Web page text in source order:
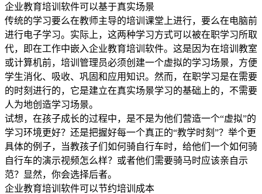
企业教育培训软件可以基于真实场景
传统的学习要么在教师主导的培训课堂上进行，要么在电脑前
进行电子学习。实际上，这两种学习方式可以被在职学习所取
代，即在工作中嵌入企业教育培训软件。这是因为在培训教室
或计算机前，培训管理员必须创建一个虚拟的学习场景，方便
学生消化、吸收、巩固和应用知识。然而，在职学习是在需要
的时刻进行的，它是建立在真实场景学习的基础上的，不需要
人为地创造学习场景。
试想，在孩子成长的过程中，是不是为他们营造一个“虚拟”的
学习环境更好？还是把握好每一个真正的“教学时刻”？举个更
具体的例子，当教孩子们如何骑自行车时，给他们一个如何骑
自行车的演示视频怎么样？或者他们需要骑马时应该亲自示
范？显然，你会选择后者。
企业教育培训软件可以节约培训成本